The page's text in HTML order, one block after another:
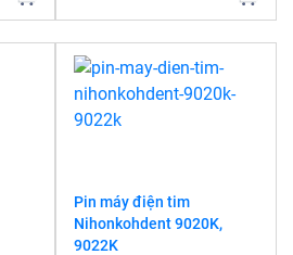
Pin máy điện tim
Nihonkohdent 9020K,
9022K